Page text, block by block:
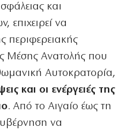
και
επιχειρεί να
περιφερειακής
Μέσης Ανατολής που
Αυτοκρατορία,
και οι ενέργειές της
. Από το Αιγαίο έως τη
να